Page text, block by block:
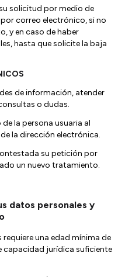
solicitud por medio de
correo electrónico, si no
y en caso de haber
hasta que solicite la baja
de información, atender
o dudas.
la persona usuaria al
la dirección electrónica.
su petición por
un nuevo tratamiento.
datos personales y
una edad mínima de
capacidad jurídica suficiente